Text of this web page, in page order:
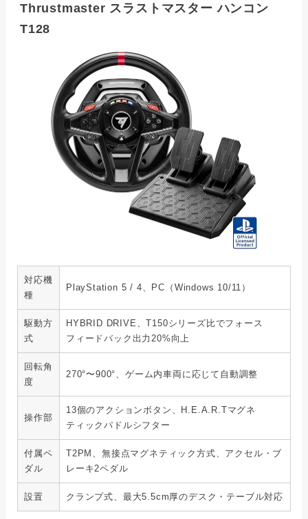
Thrustmaster スラストマスター ハンコン
T128
対応機
種
PlayStation 5 / 4、PC（Windows 10/11）
駆動方
式
HYBRID DRIVE、T150シリーズ比でフォース
フィードバック出力20%向上
回転角
度
270°〜900°、ゲーム内車両に応じて自動調整
操作部
13個のアクションボタン、H.E.A.R.Tマグネ
ティックパドルシフター
付属ペ
ダル
T2PM、無接点マグネティック方式、アクセル・ブ
レーキ2ペダル
設置 クランプ式、最大5.5cm厚のデスク・テーブル対応